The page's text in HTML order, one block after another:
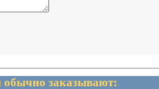
обычно заказывают: